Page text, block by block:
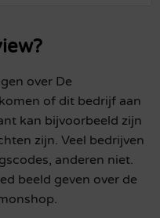
over De
of dit bedrijf aan
kan bijvoorbeeld zijn
zijn. Veel bedrijven
anderen niet.
beeld geven over de